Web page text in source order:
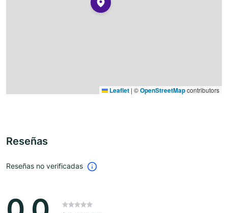
Leaflet | ©OpenStreetMapcontributors
Reseñas
Reseñas no verificadas